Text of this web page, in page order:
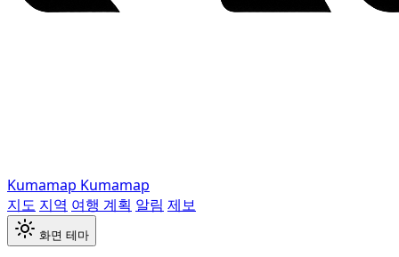
Kumamap Kumamap
지도 지역 여행 계획 알림 제보
화면 테마